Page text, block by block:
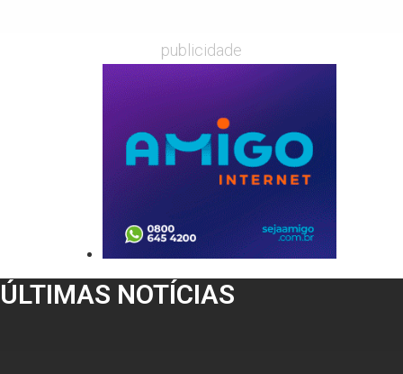
publicidade
ÚLTIMAS NOTÍCIAS